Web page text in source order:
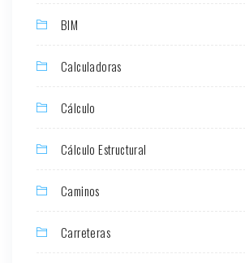
BIM
Calculadoras
Cálculo
Cálculo Estructural
Caminos
Carreteras